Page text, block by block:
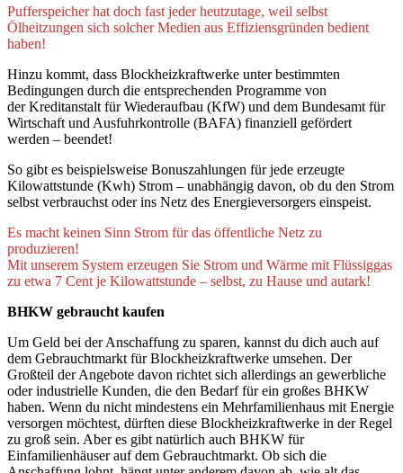
Pufferspeicher hat doch fast jeder heutzutage, weil selbst
Ölheitzungen sich solcher Medien aus Effiziensgründen bedient
haben!
Hinzu kommt, dass Blockheizkraftwerke unter bestimmten
Bedingungen durch die entsprechenden Programme von
der Kreditanstalt für Wiederaufbau (KfW) und dem Bundesamt für
Wirtschaft und Ausfuhrkontrolle (BAFA) finanziell gefördert
werden – beendet!
So gibt es beispielsweise Bonuszahlungen für jede erzeugte
Kilowattstunde (Kwh) Strom – unabhängig davon, ob du den Strom
selbst verbrauchst oder ins Netz des Energieversorgers einspeist.
Es macht keinen Sinn Strom für das öffentliche Netz zu
produzieren!
Mit unserem System erzeugen Sie Strom und Wärme mit Flüssiggas
zu etwa 7 Cent je Kilowattstunde – selbst, zu Hause und autark!
BHKW gebraucht kaufen
Um Geld bei der Anschaffung zu sparen, kannst du dich auch auf
dem Gebrauchtmarkt für Blockheizkraftwerke umsehen. Der
Großteil der Angebote davon richtet sich allerdings an gewerbliche
oder industrielle Kunden, die den Bedarf für ein großes BHKW
haben. Wenn du nicht mindestens ein Mehrfamilienhaus mit Energie
versorgen möchtest, dürften diese Blockheizkraftwerke in der Regel
zu groß sein. Aber es gibt natürlich auch BHKW für
Einfamilienhäuser auf dem Gebrauchtmarkt. Ob sich die